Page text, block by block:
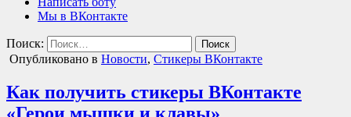
Мы в ВКонтакте
Поиск:
Опубликовано в Новости, Стикеры ВКонтакте
Как получить стикеры ВКонтакте